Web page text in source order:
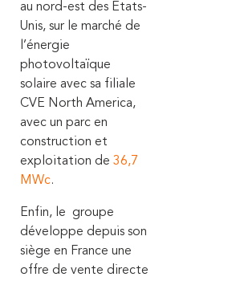
au nord-est des Etats-
Unis, sur le marché de
l’énergie
photovoltaïque
solaire avec sa filiale
CVE North America,
avec un parc en
construction et
exploitation de 36,7
MWc.
Enfin, le groupe
développe depuis son
siège en France une
offre de vente directe